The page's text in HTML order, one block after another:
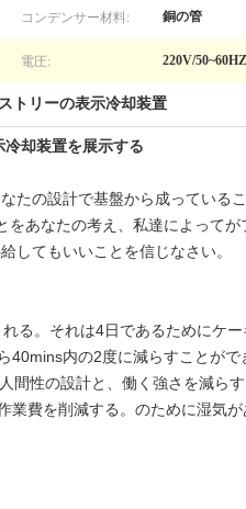
コンデンサー材料: 銅の管
電圧: 220V/
トリーの表示冷却装置
却装置を展示する
たの設計で基盤から成ってい
あなたの考え、私達によって
してもいいことを信じなさい。
る。それは4日であるためにケー
内の2度に減らすことがで
性の設計と、働く強さを減らす
費を削減する。のために湿気